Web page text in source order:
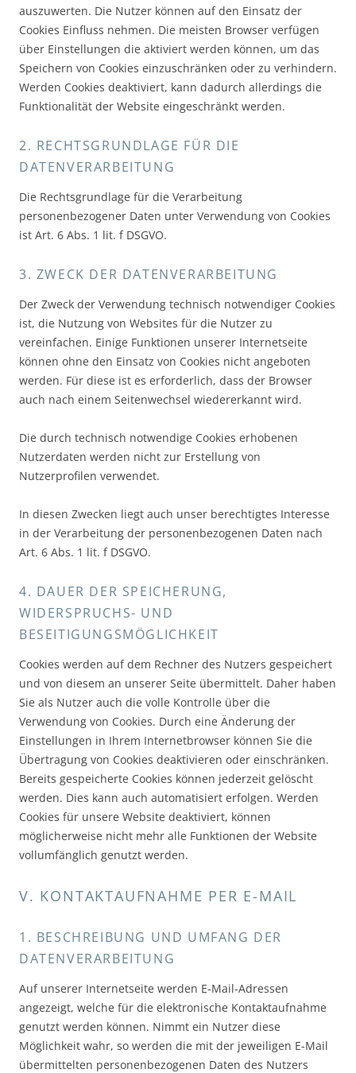
auszuwerten. Die Nutzer können auf den Einsatz der
Cookies Einfluss nehmen. Die meisten Browser verfügen
über Einstellungen die aktiviert werden können, um das
Speichern von Cookies einzuschränken oder zu verhindern.
Werden Cookies deaktiviert, kann dadurch allerdings die
Funktionalität der Website eingeschränkt werden.
2. RECHTSGRUNDLAGE FÜR DIE
DATENVERARBEITUNG
Die Rechtsgrundlage für die Verarbeitung
personenbezogener Daten unter Verwendung von Cookies
ist Art. 6 Abs. 1 lit. f DSGVO.
3. ZWECK DER DATENVERARBEITUNG
Der Zweck der Verwendung technisch notwendiger Cookies
ist, die Nutzung von Websites für die Nutzer zu
vereinfachen. Einige Funktionen unserer Internetseite
können ohne den Einsatz von Cookies nicht angeboten
werden. Für diese ist es erforderlich, dass der Browser
auch nach einem Seitenwechsel wiedererkannt wird.
Die durch technisch notwendige Cookies erhobenen
Nutzerdaten werden nicht zur Erstellung von
Nutzerprofilen verwendet.
In diesen Zwecken liegt auch unser berechtigtes Interesse
in der Verarbeitung der personenbezogenen Daten nach
Art. 6 Abs. 1 lit. f DSGVO.
4. DAUER DER SPEICHERUNG,
WIDERSPRUCHS- UND
BESEITIGUNGSMÖGLICHKEIT
Cookies werden auf dem Rechner des Nutzers gespeichert
und von diesem an unserer Seite übermittelt. Daher haben
Sie als Nutzer auch die volle Kontrolle über die
Verwendung von Cookies. Durch eine Änderung der
Einstellungen in Ihrem Internetbrowser können Sie die
Übertragung von Cookies deaktivieren oder einschränken.
Bereits gespeicherte Cookies können jederzeit gelöscht
werden. Dies kann auch automatisiert erfolgen. Werden
Cookies für unsere Website deaktiviert, können
möglicherweise nicht mehr alle Funktionen der Website
vollumfänglich genutzt werden.
V. KONTAKTAUFNAHME PER E-MAIL
1. BESCHREIBUNG UND UMFANG DER
DATENVERARBEITUNG
Auf unserer Internetseite werden E-Mail-Adressen
angezeigt, welche für die elektronische Kontaktaufnahme
genutzt werden können. Nimmt ein Nutzer diese
Möglichkeit wahr, so werden die mit der jeweiligen E-Mail
übermittelten personenbezogenen Daten des Nutzers